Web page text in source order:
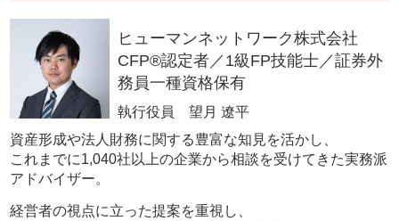
ヒューマンネットワーク株式会社
CFP®認定者／1級FP技能士／証券外
務員一種資格保有
執行役員 望月 遼平
資産形成や法人財務に関する豊富な知見を活かし、
これまでに1,040社以上の企業から相談を受けてきた実務派
アドバイザー。
経営者の視点に立った提案を重視し、